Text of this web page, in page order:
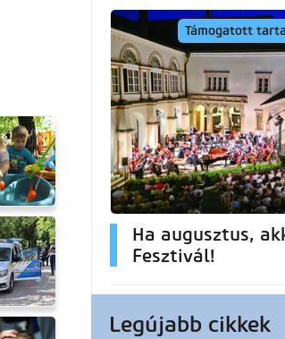
Támogatott
Ha augusztus,
Fesztivál!
Legújabb cikkek